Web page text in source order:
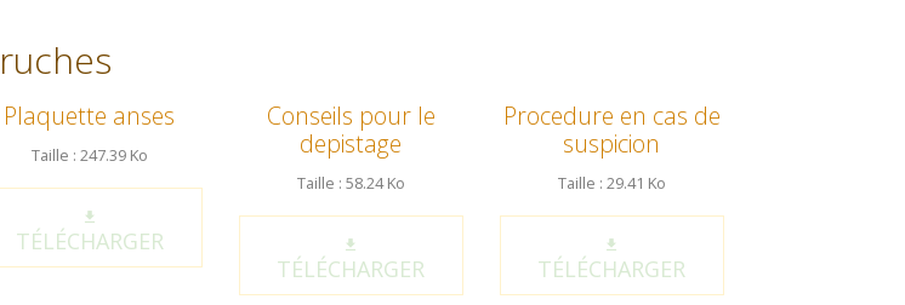
Plaquette anses
Taille : 247.39 Ko
TÉLÉCHARGER
Conseils pour le
depistage
Taille : 58.24 Ko
TÉLÉCHARGER
Procedure en cas de
suspicion
Taille : 29.41 Ko
TÉLÉCHARGER